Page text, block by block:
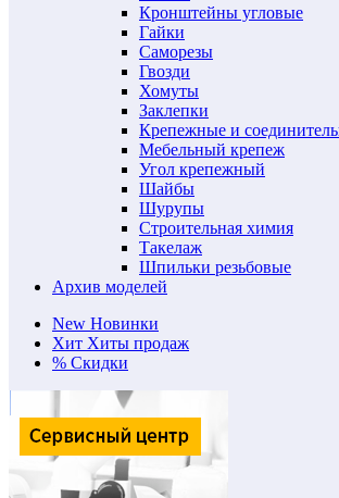
Кронштейны угловые
Гайки
Саморезы
Гвозди
Хомуты
Заклепки
Крепежные и
Мебельный крепеж
Угол крепежный
Шайбы
Шурупы
Строительная химия
Такелаж
Шпильки резьбовые
Архив моделей
New Новинки
Хит Хиты продаж
% Скидки